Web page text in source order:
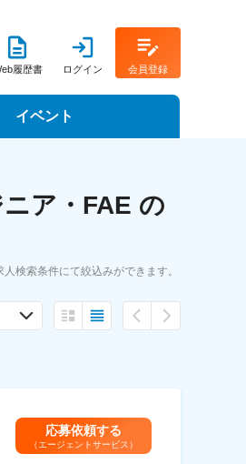
履歴書 ログイン 会員登録
イベント
ア・FAE の
検索条件にて絞込みができます。
応募依頼する
（エージェントサービス）